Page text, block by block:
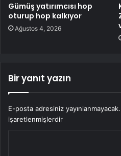
Gümüş yatırımcısı hop
oturup hop kalkıyor
Ağustos 4, 2026
Bir yanıt yazın
E-posta adresiniz yayınlanmayacak.
işaretlenmişlerdir